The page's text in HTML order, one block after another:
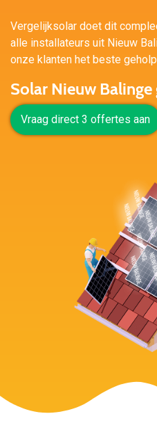
Vergelijksolar doet dit
alle installateurs uit Nieuw
onze klanten het beste
Solar Nieuw Balinge
Vraag direct 3 offertes aan